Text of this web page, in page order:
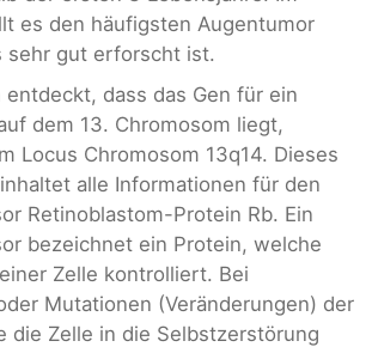
es den häufigsten Augentumor
sehr gut erforscht ist.
entdeckt, dass das Gen für ein
dem 13. Chromosom liegt,
Locus Chromosom 13q14. Dieses
alle Informationen für den
Retinoblastom-Protein Rb. Ein
bezeichnet ein Protein, welche
Zelle kontrolliert. Bei
Mutationen (Veränderungen) der
die Zelle in die Selbstzerstörung